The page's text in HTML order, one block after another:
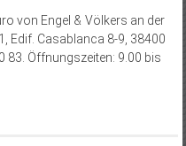
von Engel & Völkers an der
Edif. Casablanca 8-9, 38400
83. Öffnungszeiten: 9.00 bis